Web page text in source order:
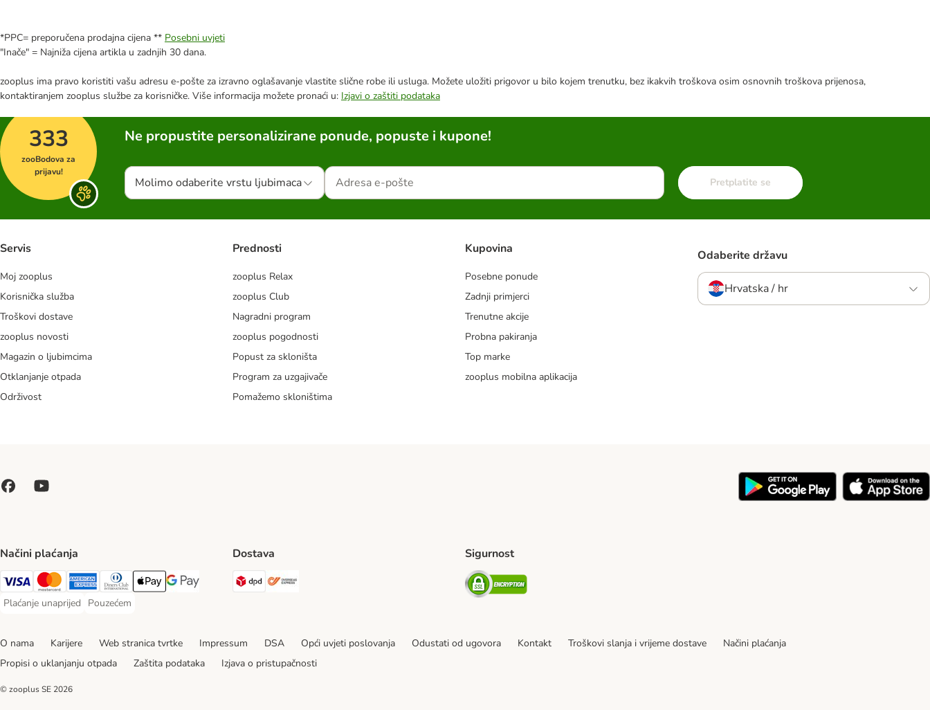
*PPC= preporučena prodajna cijena ** Posebni uvjeti
"Inače" = Najniža cijena artikla u zadnjih 30 dana.
zooplus ima pravo koristiti vašu adresu e-pošte za izravno oglašavanje vlastite slične robe ili usluga. Možete uložiti prigovor u bilo kojem trenutku, bez ikakvih troškova osim osnovnih troškova prijenosa,
kontaktiranjem zooplus službe za korisničke. Više informacija možete pronaći u: Izjavi o zaštiti podataka
333
zooBodova za
prijavu!
Ne propustite personalizirane ponude, popuste i kupone!
Molimo odaberite vrstu ljubimaca Pretplatite se
Servis
Moj zooplus
Korisnička služba
Troškovi dostave
zooplus novosti
Magazin o ljubimcima
Otklanjanje otpada
Održivost
Prednosti
zooplus Relax
zooplus Club
Nagradni program
zooplus pogodnosti
Popust za skloništa
Program za uzgajivače
Pomažemo skloništima
Kupovina
Posebne ponude
Zadnji primjerci
Trenutne akcije
Probna pakiranja
Top marke
zooplus mobilna aplikacija
Odaberite državu
Hrvatska / hr
Načini plaćanja
Visa Payment Method
MasterCard Payment Method
American Express Payment Method
Diners Club Payment Method
Payment MethodGoogle pay Payment Method
Plaćanje unaprijed
Plaćanje unaprijed Payment Method
Pouzećem
Pouzećem Payment Method
Dostava
DPD Shipping Method
Sigurnost
Security
O nama Karijere Web stranica tvrtke Impressum DSA Opći uvjeti poslovanja Odustati od ugovora Kontakt Troškovi slanja i vrijeme dostave
Načini plaćanja
Propisi o uklanjanju otpada
Zaštita podataka Izjava o pristupačnosti
© zooplus SE 2026